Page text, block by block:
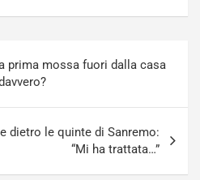
prima mossa fuori dalla casa
dietro le quinte di Sanremo:
“Mi ha trattata…”